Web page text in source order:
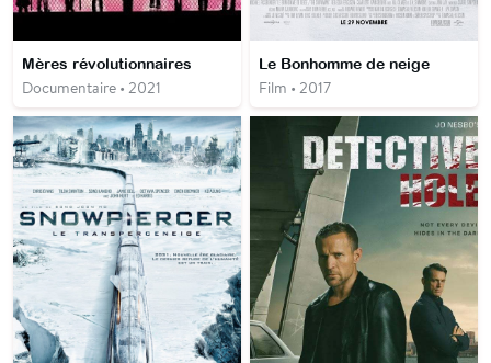
Mères révolutionnaires
Documentaire • 2021
Le Bonhomme de neige
Film • 2017